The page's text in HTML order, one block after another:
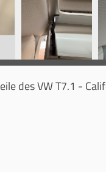
des VW T7.1 -